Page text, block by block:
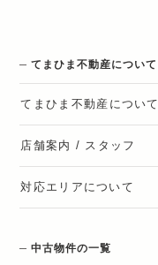
てまひま不動産について
てまひま不動産 について
店舗案内 / スタッフ
対応エリアについて
中古物件の一覧